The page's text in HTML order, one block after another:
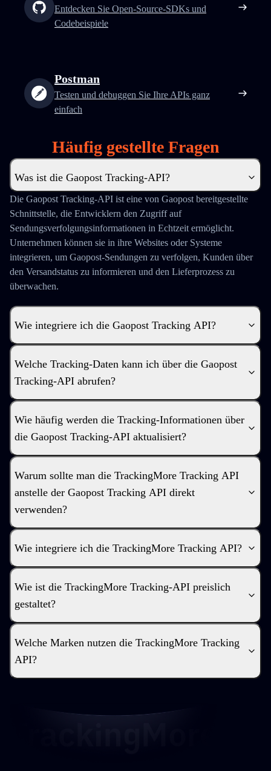
Entdecken Sie Open-Source-SDKs und
Codebeispiele
Postman
Testen und debuggen Sie Ihre APIs ganz
einfach
Häufig gestellte Fragen
Was ist die Gaopost Tracking-API?
Die Gaopost Tracking-API ist eine von Gaopost bereitgestellte
Schnittstelle, die Entwicklern den Zugriff auf
Sendungsverfolgungsinformationen in Echtzeit ermöglicht.
Unternehmen können sie in ihre Websites oder Systeme
integrieren, um Gaopost-Sendungen zu verfolgen, Kunden über
den Versandstatus zu informieren und den Lieferprozess zu
überwachen.
Wie integriere ich die Gaopost Tracking API?
Welche Tracking-Daten kann ich über die Gaopost
Tracking-API abrufen?
Wie häufig werden die Tracking-Informationen über
die Gaopost Tracking-API aktualisiert?
Warum sollte man die TrackingMore Tracking API
anstelle der Gaopost Tracking API direkt
verwenden?
Wie integriere ich die TrackingMore Tracking API?
Wie ist die TrackingMore Tracking-API preislich
gestaltet?
Welche Marken nutzen die TrackingMore Tracking
API?